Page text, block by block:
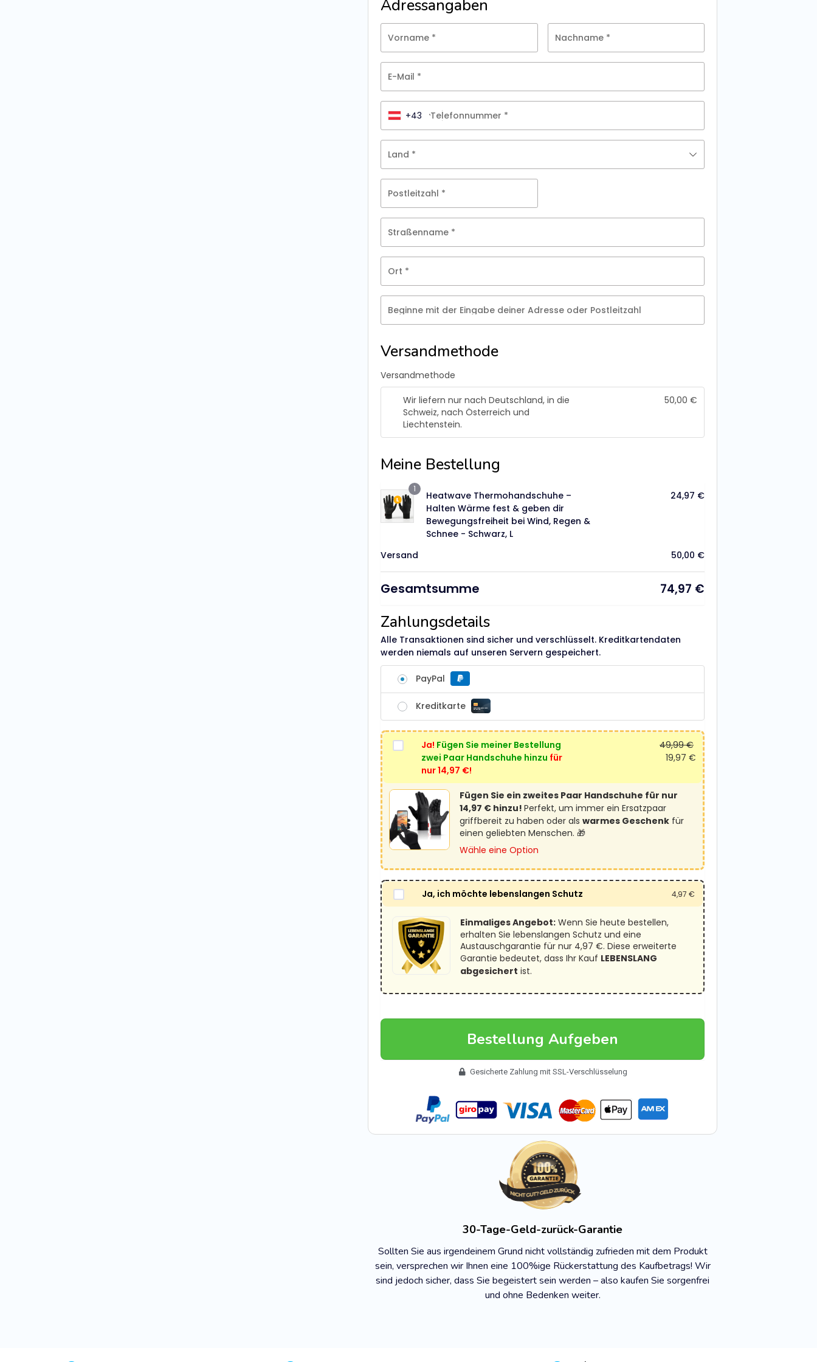
Adressangaben
Vorname * Nachname *
E-Mail *
Telefonnummer *
+43
Land *
Postleitzahl *
Straßenname *
Ort *
Beginne mit der Eingabe deiner Adresse oder Postleitzahl
Versandmethode
Versandmethode
Wir liefern nur nach Deutschland, in die
Schweiz, nach Österreich und
Liechtenstein.
50,00 €
Meine Bestellung
1
Heatwave Thermohandschuhe –
Halten Wärme fest & geben dir
Bewegungsfreiheit bei Wind, Regen &
Schnee - Schwarz, L
24,97 €
Versand 50,00 €
Gesamtsumme 74,97 €
Zahlungsdetails
Alle Transaktionen sind sicher und verschlüsselt. Kreditkartendaten
werden niemals auf unseren Servern gespeichert.
PayPal
Kreditkarte
Ja! Fügen Sie meiner Bestellung
zwei Paar Handschuhe hinzu für
nur 14,97 €!
49,99€
19,97 €
Fügen Sie ein zweites Paar Handschuhe für nur
14,97 € hinzu! Perfekt, um immer ein Ersatzpaar
griffbereit zu haben oder als warmes Geschenk für
einen geliebten Menschen. 🎁
Wähle eine Option
Ja, ich möchte lebenslangen Schutz 4,97 €
Einmaliges Angebot: Wenn Sie heute bestellen,
erhalten Sie lebenslangen Schutz und eine
Austauschgarantie für nur 4,97 €. Diese erweiterte
Garantie bedeutet, dass Ihr Kauf LEBENSLANG
abgesichert ist.
Bestellung Aufgeben
Gesicherte Zahlung mit SSL-Verschlüsselung
30-Tage-Geld-zurück-Garantie
Sollten Sie aus irgendeinem Grund nicht vollständig zufrieden mit dem Produkt
sein, versprechen wir Ihnen eine 100%ige Rückerstattung des Kaufbetrags! Wir
sind jedoch sicher, dass Sie begeistert sein werden – also kaufen Sie sorgenfrei
und ohne Bedenken weiter.